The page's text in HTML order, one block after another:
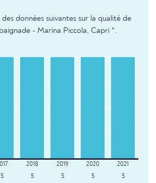
des données suivantes sur la qualité de
- Marina Piccola, Capri *.
5 5 5 5 5